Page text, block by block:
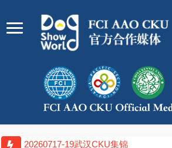
20260711-12廊坊CKU集锦